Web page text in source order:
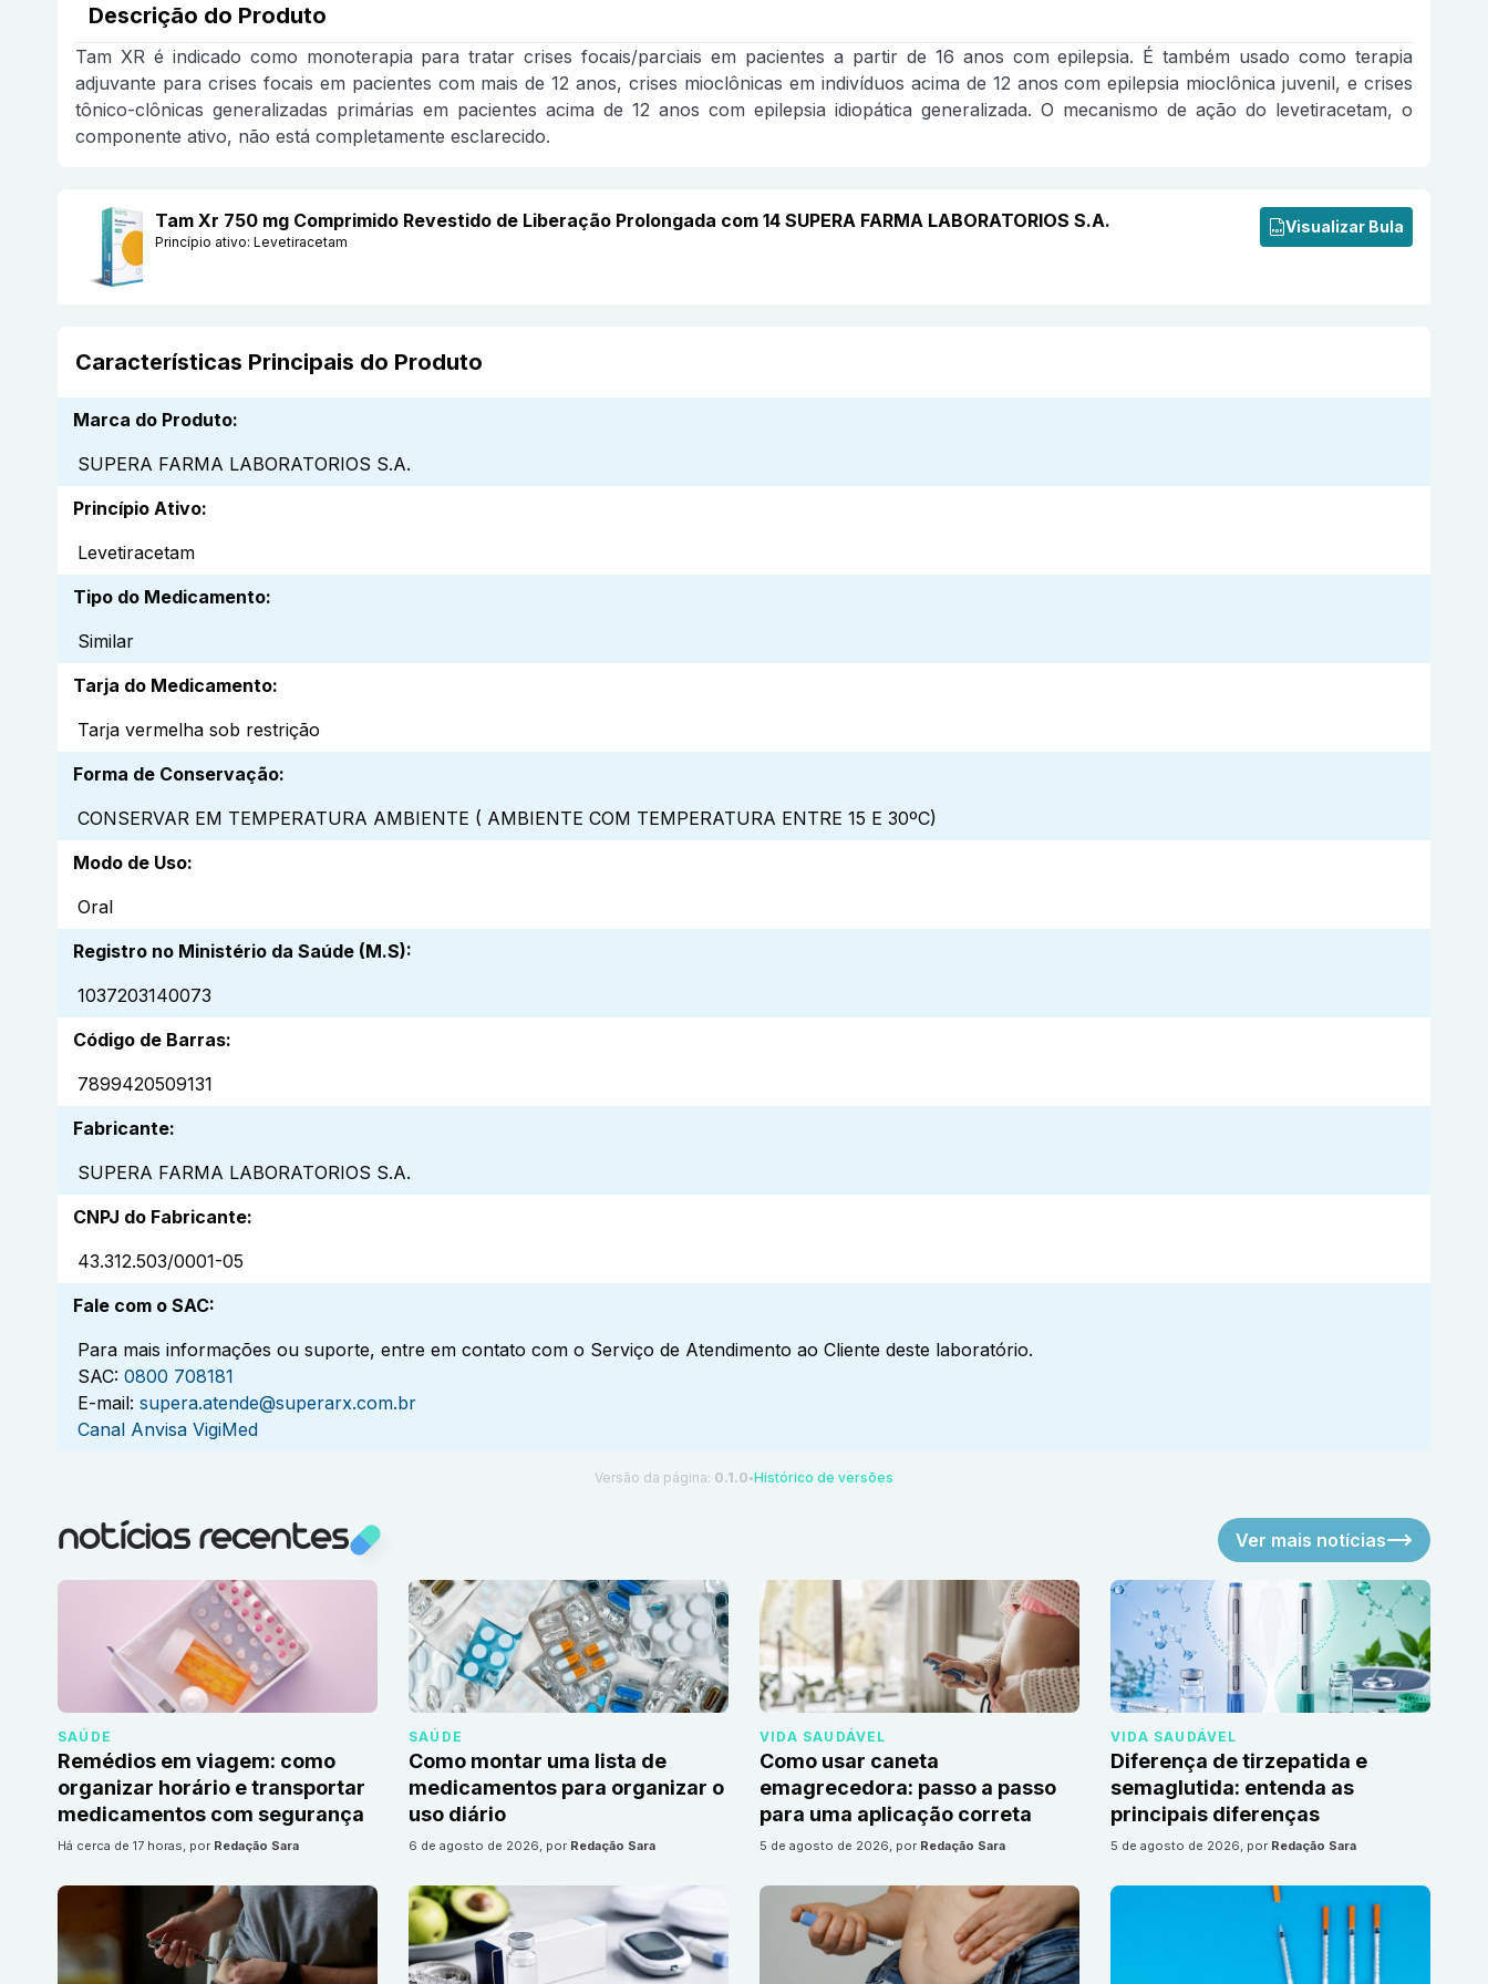
Descrição do Produto
Tam XR é indicado como monoterapia para tratar crises focais/parciais em pacientes a partir de 16 anos com epilepsia. É também usado como terapia
adjuvante para crises focais em pacientes com mais de 12 anos, crises mioclônicas em indivíduos acima de 12 anos com epilepsia mioclônica juvenil, e crises
tônico-clônicas generalizadas primárias em pacientes acima de 12 anos com epilepsia idiopática generalizada. O mecanismo de ação do levetiracetam, o
componente ativo, não está completamente esclarecido.
Tam Xr 750 mg Comprimido Revestido de Liberação Prolongada com 14 SUPERA FARMA LABORATORIOS S.A.
Princípio ativo: Levetiracetam
Visualizar Bula
Características Principais do Produto
Marca do Produto:
SUPERA FARMA LABORATORIOS S.A.
Princípio Ativo:
Levetiracetam
Tipo do Medicamento:
Similar
Tarja do Medicamento:
Tarja vermelha sob restrição
Forma de Conservação:
CONSERVAR EM TEMPERATURA AMBIENTE ( AMBIENTE COM TEMPERATURA ENTRE 15 E 30ºC)
Modo de Uso:
Oral
Registro no Ministério da Saúde (M.S):
1037203140073
Código de Barras:
7899420509131
Fabricante:
SUPERA FARMA LABORATORIOS S.A.
CNPJ do Fabricante:
43.312.503/0001-05
Fale com o SAC:
Para mais informações ou suporte, entre em contato com o Serviço de Atendimento ao Cliente deste laboratório.
SAC: 0800 708181
E-mail: supera.atende@superarx.com.br
Canal Anvisa VigiMed
Versão da página: 0.1.0 ●Histórico de versões
notícias recentes Ver mais notícias
SAÚDE
Remédios em viagem: como
organizar horário e transportar
medicamentos com segurança
há cerca de 17 horas, por Redação Sara
SAÚDE
Como montar uma lista de
medicamentos para organizar o
uso diário
6 de agosto de 2026, por Redação Sara
VIDA SAUDÁVEL
Como usar caneta
emagrecedora: passo a passo
para uma aplicação correta
5 de agosto de 2026, por Redação Sara
VIDA SAUDÁVEL
Diferença de tirzepatida e
semaglutida: entenda as
principais diferenças
5 de agosto de 2026, por Redação Sara